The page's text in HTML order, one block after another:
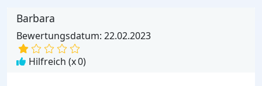
Barbara
Bewertungsdatum: 22.02.2023
Hilfreich (x0)